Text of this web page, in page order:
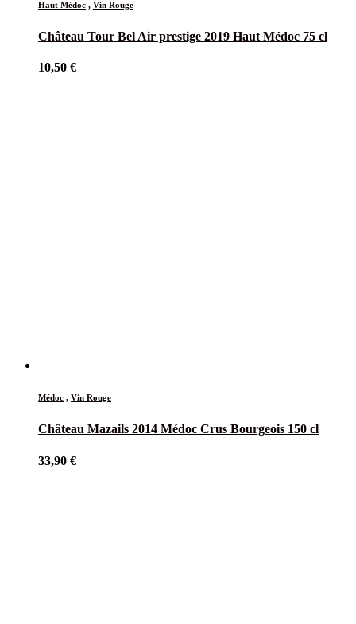
Haut Médoc , Vin Rouge
Château Tour Bel Air prestige 2019 Haut Médoc 75 cl
10,50 €
Médoc , Vin Rouge
Château Mazails 2014 Médoc Crus Bourgeois 150 cl
33,90 €